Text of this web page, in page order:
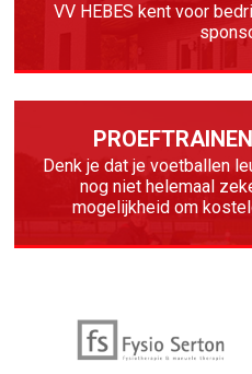
VV HEBES kent voor
Denk je dat je voetballen
nog niet helemaal
mogelijkheid om